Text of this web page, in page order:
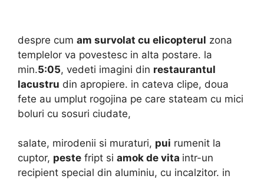
despre cum am survolat cu elicopterul zona
templelor va povestesc in alta postare. la
min.5:05, vedeti imagini din restaurantul
lacustru din apropiere. in cateva clipe, doua
fete au umplut rogojina pe care stateam cu mici
boluri cu sosuri ciudate,
salate, mirodenii si muraturi, pui rumenit la
cuptor, peste fript si amok de vita intr-un
recipient special din aluminiu, cu incalzitor. in